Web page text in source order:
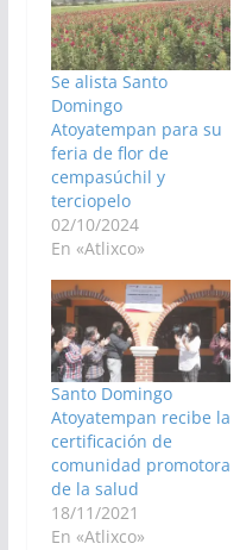
Se alista Santo
Domingo
Atoyatempan para su
feria de flor de
cempasúchil y
terciopelo
02/10/2024
En «Atlixco»
Santo Domingo
Atoyatempan recibe la
certificación de
comunidad promotora
de la salud
18/11/2021
En «Atlixco»